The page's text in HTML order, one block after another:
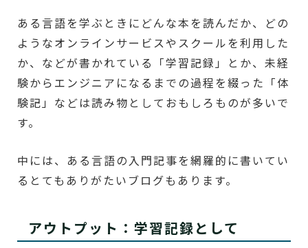
ある言語を学ぶときにどんな本を読んだか、どの
ようなオンラインサービスやスクールを利用した
か、などが書かれている「学習記録」とか、未経
験からエンジニアになるまでの過程を綴った「体
験記」などは読み物としておもしろものが多いで
す。
中には、ある言語の入門記事を網羅的に書いてい
るとてもありがたいブログもあります。
アウトプット：学習記録として